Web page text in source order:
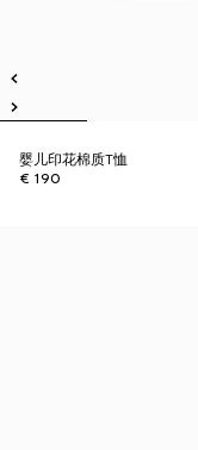
婴儿印花棉质T恤
€ 190